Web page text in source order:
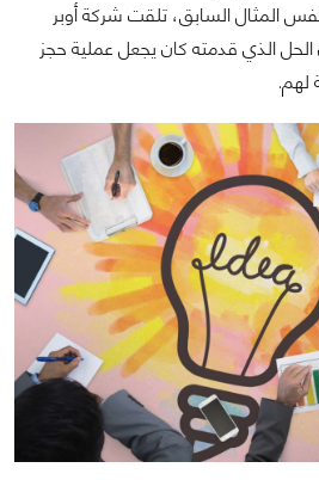
المثال السابق، تلقت شركة أوبر
الحل الذي قدمته كان يجعل عملية حجز
لهم.